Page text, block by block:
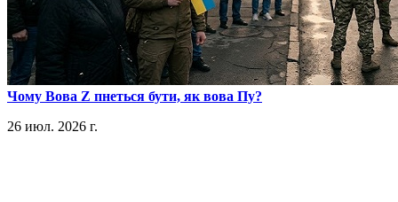
​Чому Вова Z пнеться бути, як вова Пу?
26 июл. 2026 г.